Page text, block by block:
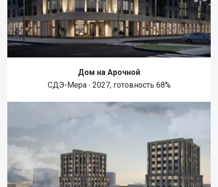
Дом на Арочной
СДЭ-Мера ∙ 2027, готовность 68%